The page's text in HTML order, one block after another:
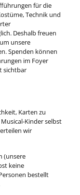
für die
Technik und
Deshalb freuen
unsere
Spenden können
im Foyer
sichtbar
Karten zu
selbst
wir
(unsere
keine
bestellt